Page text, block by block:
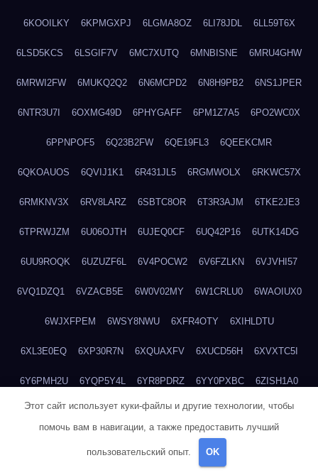
6KOOILKY 6KPMGXPJ 6LGMA8OZ 6LI78JDL 6LL59T6X
6LSD5KCS 6LSGIF7V 6MC7XUTQ 6MNBISNE 6MRU4GHW
6MRWI2FW 6MUKQ2Q2 6N6MCPD2 6N8H9PB2 6NS1JPER
6NTR3U7I 6OXMG49D 6PHYGAFF 6PM1Z7A5 6PO2WC0X
6PPNPOF5 6Q23B2FW 6QE19FL3 6QEEKCMR
6QKOAUOS 6QVIJ1K1 6R431JL5 6RGMWOLX 6RKWC57X
6RMKNV3X 6RV8LARZ 6SBTC8OR 6T3R3AJM 6TKE2JE3
6TPRWJZM 6U06OJTH 6UJEQ0CF 6UQ42P16 6UTK14DG
6UU9ROQK 6UZUZF6L 6V4POCW2 6V6FZLKN 6VJVHI57
6VQ1DZQ1 6VZACB5E 6W0V02MY 6W1CRLU0 6WAOIUX0
6WJXFPEM 6WSY8NWU 6XFR4OTY 6XIHLDTU
6XL3E0EQ 6XP30R7N 6XQUAXFV 6XUCD56H 6XVXTC5I
6Y6PMH2U 6YQP5Y4L 6YR8PDRZ 6YY0PXBC 6ZISH1A0
6ZT4UC5F 6ZYCUFVQ 70T7NVVN 70V1YKH3 711BHOSD
71UQJY58
73IDZEWO
Этот сайт использует куки-файлы и другие технологии, чтобы
помочь вам в навигации, а также предоставить лучший
пользовательский опыт. OK